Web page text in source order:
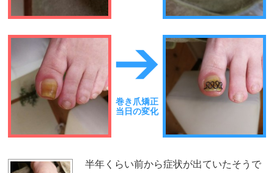
巻き爪矯正
当日の変化
半年くらい前から症状が出ていたそうで